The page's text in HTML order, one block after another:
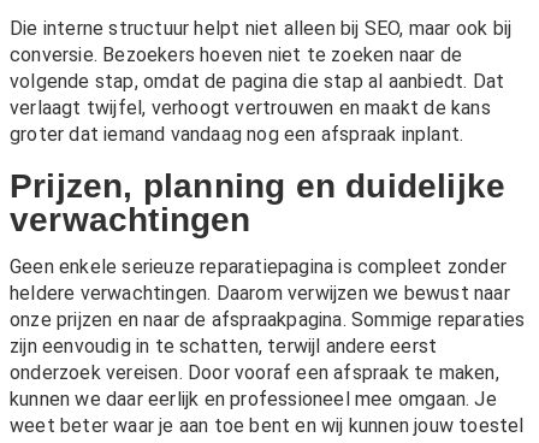
Die interne structuur helpt niet alleen bij SEO, maar ook bij
conversie. Bezoekers hoeven niet te zoeken naar de
volgende stap, omdat de pagina die stap al aanbiedt. Dat
verlaagt twijfel, verhoogt vertrouwen en maakt de kans
groter dat iemand vandaag nog een afspraak inplant.
Prijzen, planning en duidelijke
verwachtingen
Geen enkele serieuze reparatiepagina is compleet zonder
heldere verwachtingen. Daarom verwijzen we bewust naar
onze prijzen en naar de afspraakpagina. Sommige reparaties
zijn eenvoudig in te schatten, terwijl andere eerst
onderzoek vereisen. Door vooraf een afspraak te maken,
kunnen we daar eerlijk en professioneel mee omgaan. Je
weet beter waar je aan toe bent en wij kunnen jouw toestel